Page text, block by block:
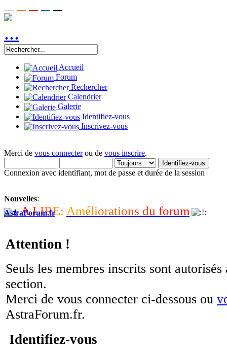
Accueil
Forum
Rechercher
Calendrier
Galerie
Identifiez-vous
Inscrivez-vous
Merci de vous connecterou de vous inscrire.
Connexion avec identifiant, mot de passe et durée de la session
Nouvelles:
A LIRE: Améliorations du forum
AstraForum.fr
Attention !
Seuls les membres inscrits sont autorisés
section.
Merci de vous connecter ci-dessous ou
AstraForum.fr.
Identifiez-vous